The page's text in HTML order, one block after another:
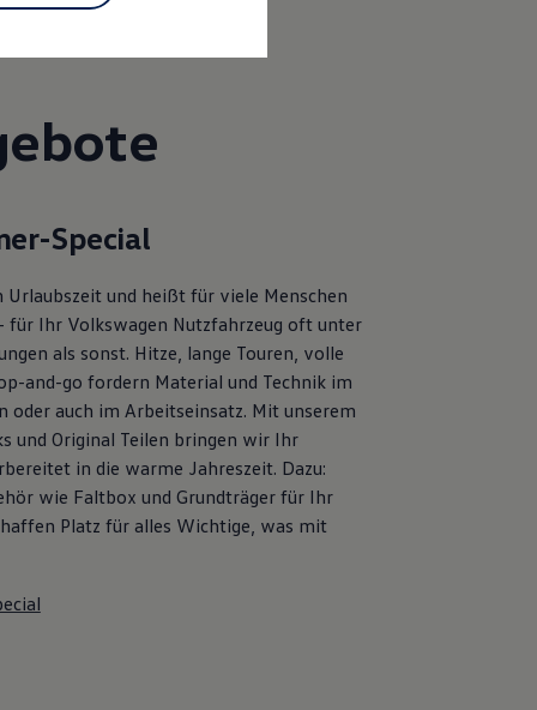
Special
Urlaubszeit und heißt für viele Menschen
für Ihr Volkswagen Nutzfahrzeug oft unter
als sonst. Hitze, lange Touren, volle
and-go fordern Material und Technik im
oder auch im Arbeitseinsatz. Mit unserem
und Original Teilen bringen wir Ihr
in die warme Jahreszeit. Dazu:
wie Faltbox und Grundträger für Ihr
Platz für alles Wichtige, was mit